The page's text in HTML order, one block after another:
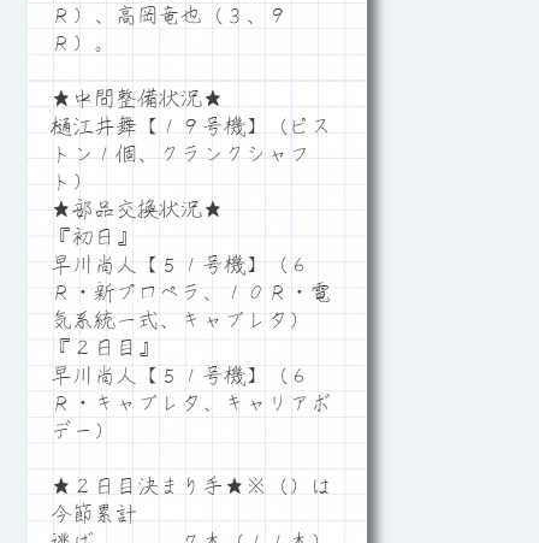
Ｒ）、高岡竜也（３、９
Ｒ）。
★中間整備状況★
樋江井舞【１９号機】（ピス
トン１個、クランクシャフ
ト）
★部品交換状況★
『初日』
早川尚人【５１号機】（６
Ｒ・新プロペラ、１０Ｒ・電
気系統一式、キャブレタ）
『２日目』
早川尚人【５１号機】（６
Ｒ・キャブレタ、キャリアボ
デー）
★２日目決まり手★※（）は
今節累計